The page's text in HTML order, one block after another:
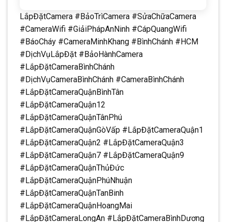
LắpĐặtCamera #BảoTrìCamera #SửaChữaCamera
#CameraWifi #GiảiPhápAnNinh #CápQuangWifi
#BáoCháy #CameraMinhKhang #BìnhChánh #HCM
#DịchVụLắpĐặt #BảoHànhCamera
#LắpĐặtCameraBìnhChánh
#DịchVụCameraBìnhChánh #CameraBìnhChánh
#LắpĐặtCameraQuậnBìnhTân
#LắpĐặtCameraQuận12
#LắpĐặtCameraQuậnTânPhú
#LắpĐặtCameraQuậnGòVấp #LắpĐặtCameraQuận1
#LắpĐặtCameraQuận2 #LắpĐặtCameraQuận3
#LắpĐặtCameraQuận7 #LắpĐặtCameraQuận9
#LắpĐặtCameraQuậnThủĐức
#LắpĐặtCameraQuậnPhúNhuận
#LắpĐặtCameraQuậnTanBinh
#LắpĐặtCameraQuậnHoangMai
#LắpĐặtCameraLongAn #LắpĐặtCameraBìnhDương